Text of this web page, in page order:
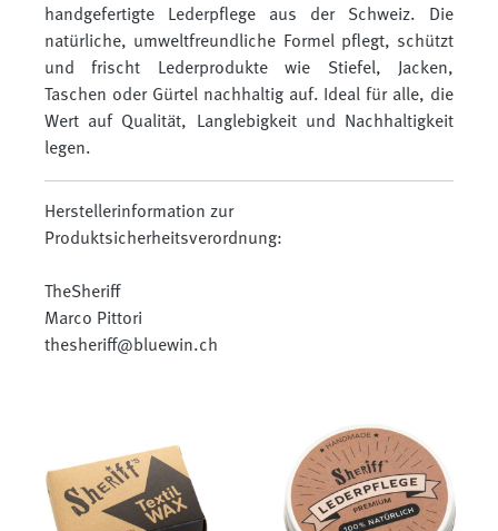
handgefertigte Lederpflege aus der Schweiz. Die
natürliche, umweltfreundliche Formel pflegt, schützt
und frischt Lederprodukte wie Stiefel, Jacken,
Taschen oder Gürtel nachhaltig auf. Ideal für alle, die
Wert auf Qualität, Langlebigkeit und Nachhaltigkeit
legen.
Herstellerinformation zur
Produktsicherheitsverordnung:
TheSheriff
Marco Pittori
thesheriff@bluewin.ch